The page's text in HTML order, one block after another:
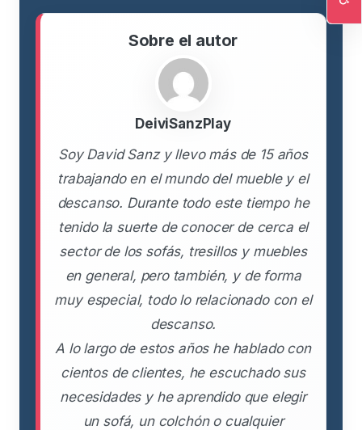
Sobre el autor
DeiviSanzPlay
Soy David Sanz y llevo más de 15 años
trabajando en el mundo del mueble y el
descanso. Durante todo este tiempo he
tenido la suerte de conocer de cerca el
sector de los sofás, tresillos y muebles
en general, pero también, y de forma
muy especial, todo lo relacionado con el
descanso.
A lo largo de estos años he hablado con
cientos de clientes, he escuchado sus
necesidades y he aprendido que elegir
un sofá, un colchón o cualquier